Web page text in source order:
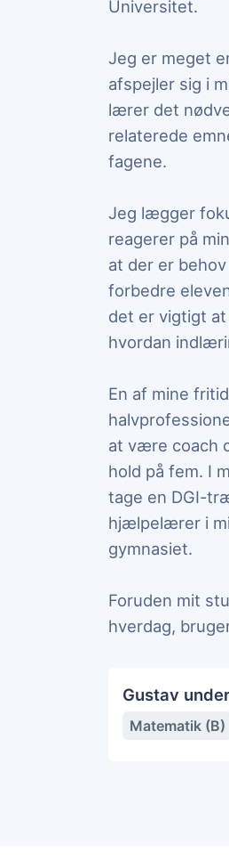
Universitet.
Jeg er meget
afspejler sig i
lærer det
relaterede
fagene.
Jeg lægger
reagerer på
at der er
forbedre
det er vigtigt
hvordan
En af mine
at være coach
hold på fem. I
tage en DGI-
hjælpelærer i
gymnasiet.
Foruden mit
hverdag,
Gustav
Matematik (B)